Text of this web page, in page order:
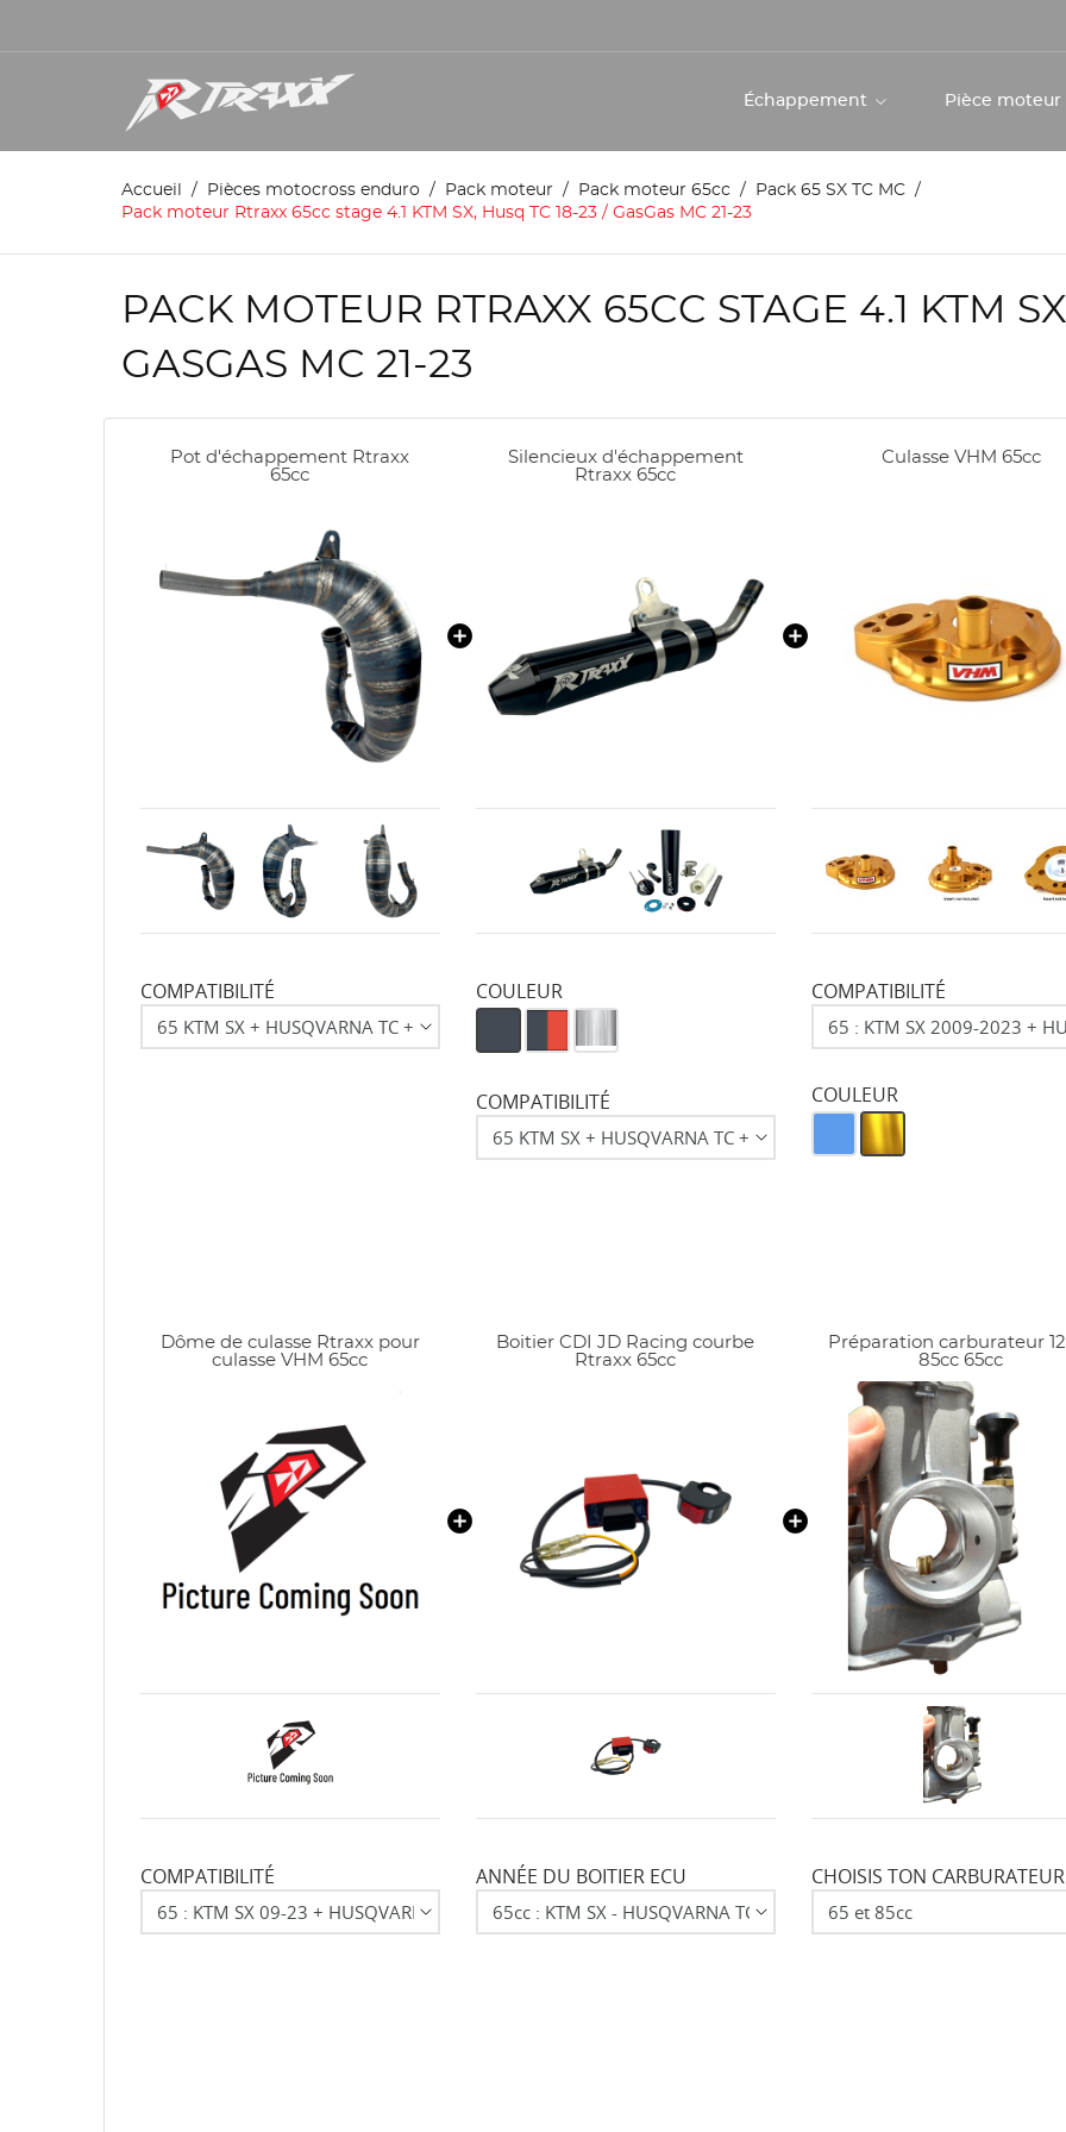
Échappement Pièce moteur
Accueil Pièces motocross enduro Pack moteur Pack moteur 65cc
Pack 65 SX TC MC
Pack moteur Rtraxx 65cc stage 4.1 KTM SX, Husq TC 18-23 / GasGas MC 21-23
PACK MOTEUR RTRAXX 65CC STAGE 4.1 KTM
GASGAS MC 21-23
Pot d'échappement Rtraxx
65cc
COMPATIBILITÉ
Silencieux d'échappement
Rtraxx 65cc
COULEUR
COMPATIBILITÉ
Culasse VHM 65cc
COMPATIBILITÉ
COULEUR
Dôme de culasse Rtraxx pour
culasse VHM 65cc
COMPATIBILITÉ
Boitier CDI JD Racing courbe
Rtraxx 65cc
ANNÉE DU BOITIER ECU
Préparation carburateur
85cc 65cc
CHOISIS TON CARBURATEUR